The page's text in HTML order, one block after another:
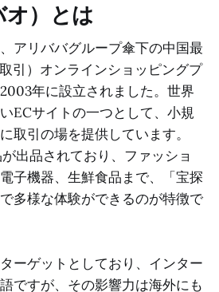
オ）とは
アリババグループ傘下の中国最
引）オンラインショッピングプ
年に設立されました。世界
ECサイトの一つとして、小規
取引の場を提供しています。
出品されており、ファッショ
子機器、生鮮食品まで、「宝探
多様な体験ができるのが特徴で
ーゲットとしており、インター
ですが、その影響力は海外にも